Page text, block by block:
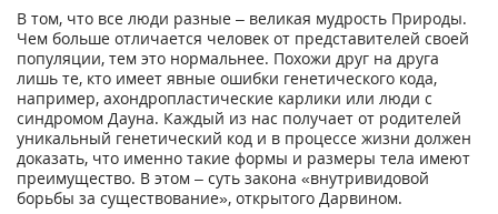
В том, что все люди разные – великая мудрость Природы.
Чем больше отличается человек от представителей своей
популяции, тем это нормальнее. Похожи друг на друга
лишь те, кто имеет явные ошибки генетического кода,
например, ахондропластические карлики или люди с
синдромом Дауна. Каждый из нас получает от родителей
уникальный генетический код и в процессе жизни должен
доказать, что именно такие формы и размеры тела имеют
преимущество. В этом – суть закона «внутривидовой
борьбы за существование», открытого Дарвином.